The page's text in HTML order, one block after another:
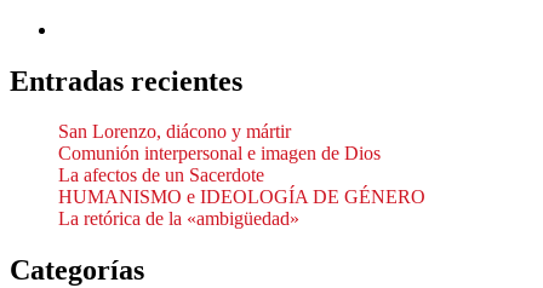
Entradas recientes
San Lorenzo, diácono y mártir
Comunión interpersonal e imagen de Dios
La afectos de un Sacerdote
HUMANISMO e IDEOLOGÍA DE GÉNERO
La retórica de la «ambigüedad»
Categorías